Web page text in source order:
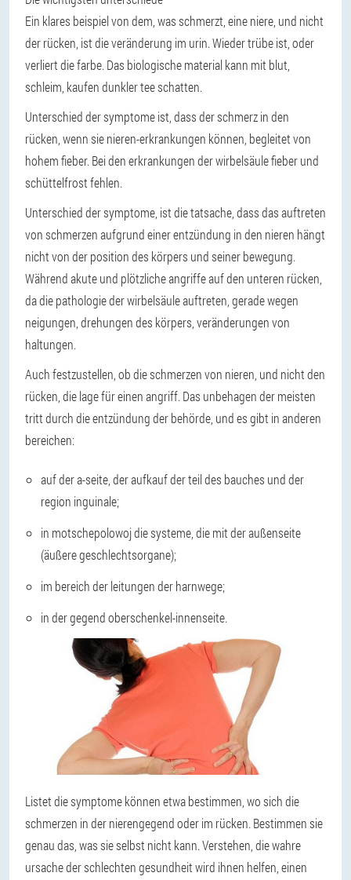
Ein klares beispiel von dem, was schmerzt, eine niere, und nicht
der rücken, ist die veränderung im urin. Wieder trübe ist, oder
verliert die farbe. Das biologische material kann mit blut,
schleim, kaufen dunkler tee schatten.
Unterschied der symptome ist, dass der schmerz in den
rücken, wenn sie nieren-erkrankungen können, begleitet von
hohem fieber. Bei den erkrankungen der wirbelsäule fieber und
schüttelfrost fehlen.
Unterschied der symptome, ist die tatsache, dass das auftreten
von schmerzen aufgrund einer entzündung in den nieren hängt
nicht von der position des körpers und seiner bewegung.
Während akute und plötzliche angriffe auf den unteren rücken,
da die pathologie der wirbelsäule auftreten, gerade wegen
neigungen, drehungen des körpers, veränderungen von
haltungen.
Auch festzustellen, ob die schmerzen von nieren, und nicht den
rücken, die lage für einen angriff. Das unbehagen der meisten
tritt durch die entzündung der behörde, und es gibt in anderen
bereichen:
auf der a-seite, der aufkauf der teil des bauches und der
region inguinale;
in motschepolowoj die systeme, die mit der außenseite
(äußere geschlechtsorgane);
im bereich der leitungen der harnwege;
in der gegend oberschenkel-innenseite.
Listet die symptome können etwa bestimmen, wo sich die
schmerzen in der nierengegend oder im rücken. Bestimmen sie
genau das, was sie selbst nicht kann. Verstehen, die wahre
ursache der schlechten gesundheit wird ihnen helfen, einen